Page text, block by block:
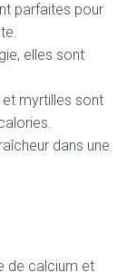
parfaites pour
elles sont
myrtilles sont
dans une
de calcium et